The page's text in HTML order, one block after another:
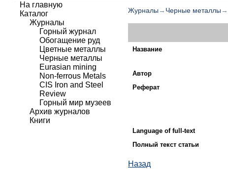
Журналы → Черные металлы →
Название
Автор
Реферат
Language of full-text
Полный текст статьи
Назад
На главную
Каталог
Журналы
Горный журнал
Обогащение руд
Цветные металлы
Черные металлы
Eurasian mining
Non-ferrous Мetals
CIS Iron and Steel
Review
Горный мир музеев
Архив журналов
Книги